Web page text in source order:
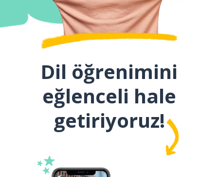
Dil öğrenimini
eğlenceli hale
getiriyoruz!